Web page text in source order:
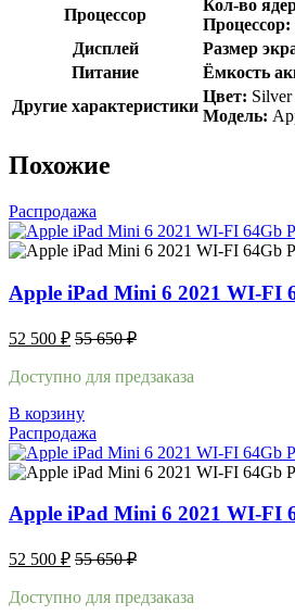
Процессор
Кол-во
Процессор:
Дисплей
Размер
Питание
Ёмкость
Другие характеристики
Цвет: Silver
Модель:
Похожие
Распродажа
Apple iPad Mini 6 2021 WI-FI
52 500 ₽ 55 650₽
Доступно для предзаказа
В корзину
Распродажа
Apple iPad Mini 6 2021 WI-FI
52 500 ₽ 55 650₽
Доступно для предзаказа